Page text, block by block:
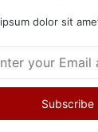
dolor sit